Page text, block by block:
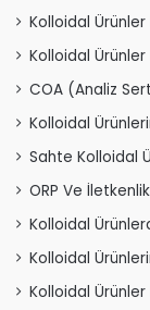
Kolloidal Ürünler
Kolloidal Ürünler
COA (Analiz
Kolloidal
Sahte Kolloidal
ORP Ve
Kolloidal
Kolloidal
Kolloidal Ürünler